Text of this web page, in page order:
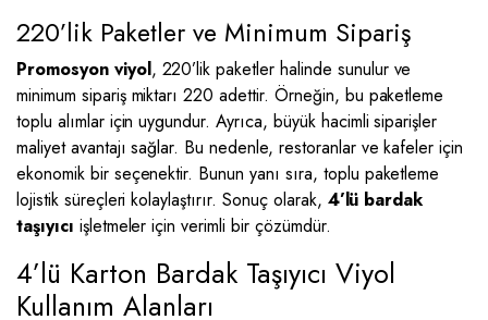
220’lik Paketler ve Minimum Sipariş
Promosyon viyol, 220’lik paketler halinde sunulur ve
minimum sipariş miktarı 220 adettir. Örneğin, bu paketleme
toplu alımlar için uygundur. Ayrıca, büyük hacimli siparişler
maliyet avantajı sağlar. Bu nedenle, restoranlar ve kafeler için
ekonomik bir seçenektir. Bunun yanı sıra, toplu paketleme
lojistik süreçleri kolaylaştırır. Sonuç olarak, 4’lü bardak
taşıyıcı işletmeler için verimli bir çözümdür.
4’lü Karton Bardak Taşıyıcı Viyol
Kullanım Alanları